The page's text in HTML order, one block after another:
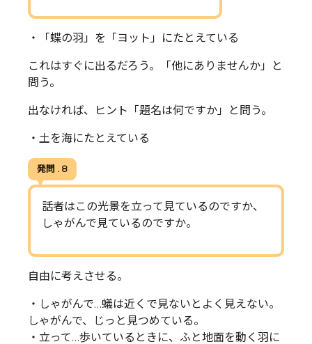
・「蝶の羽」を「ヨット」にたとえている
これはすぐに出るだろう。「他にありませんか」と
問う。
出なければ、ヒント「題名は何ですか」と問う。
・土を海にたとえている
発問 . 8
話者はこの光景を立って見ているのですか、
しゃがんで見ているのですか。
自由に考えさせる。
・しゃがんで…蟻は近くで見ないとよく見えない。
しゃがんで、じっと見つめている。
・立って…歩いているときに、ふと地面を動く羽に